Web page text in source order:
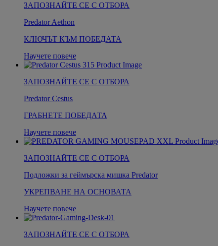
ЗАПОЗНАЙТЕ СЕ С ОТБОРА
Predator Aethon
КЛЮЧЪТ КЪМ ПОБЕДАТА
Научете повече
ЗАПОЗНАЙТЕ СЕ С ОТБОРА
Predator Cestus
ГРАБНЕТЕ ПОБЕДАТА
Научете повече
ЗАПОЗНАЙТЕ СЕ С ОТБОРА
Подложки за геймърска мишка Predator
УКРЕПВАНЕ НА ОСНОВАТА
Научете повече
ЗАПОЗНАЙТЕ СЕ С ОТБОРА